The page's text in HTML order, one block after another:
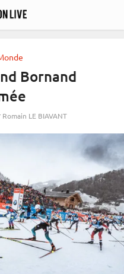
Bornand
Romain LE BIAVANT